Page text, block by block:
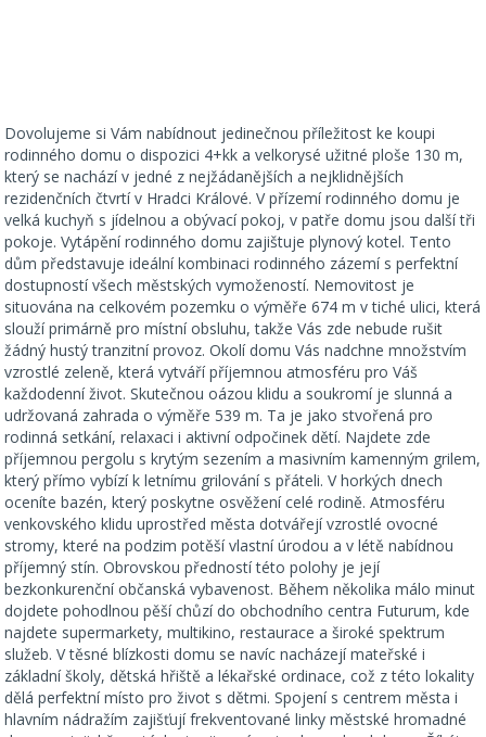
Dovolujeme si Vám nabídnout jedinečnou příležitost ke koupi
rodinného domu o dispozici 4+kk a velkorysé užitné ploše 130 m,
který se nachází v jedné z nejžádanějších a nejklidnějších
rezidenčních čtvrtí v Hradci Králové. V přízemí rodinného domu je
velká kuchyň s jídelnou a obývací pokoj, v patře domu jsou další tři
pokoje. Vytápění rodinného domu zajištuje plynový kotel. Tento
dům představuje ideální kombinaci rodinného zázemí s perfektní
dostupností všech městských vymožeností. Nemovitost je
situována na celkovém pozemku o výměře 674 m v tiché ulici, která
slouží primárně pro místní obsluhu, takže Vás zde nebude rušit
žádný hustý tranzitní provoz. Okolí domu Vás nadchne množstvím
vzrostlé zeleně, která vytváří příjemnou atmosféru pro Váš
každodenní život. Skutečnou oázou klidu a soukromí je slunná a
udržovaná zahrada o výměře 539 m. Ta je jako stvořená pro
rodinná setkání, relaxaci i aktivní odpočinek dětí. Najdete zde
příjemnou pergolu s krytým sezením a masivním kamenným grilem,
který přímo vybízí k letnímu grilování s přáteli. V horkých dnech
oceníte bazén, který poskytne osvěžení celé rodině. Atmosféru
venkovského klidu uprostřed města dotvářejí vzrostlé ovocné
stromy, které na podzim potěší vlastní úrodou a v létě nabídnou
příjemný stín. Obrovskou předností této polohy je její
bezkonkurenční občanská vybavenost. Během několika málo minut
dojdete pohodlnou pěší chůzí do obchodního centra Futurum, kde
najdete supermarkety, multikino, restaurace a široké spektrum
služeb. V těsné blízkosti domu se navíc nacházejí mateřské i
základní školy, dětská hřiště a lékařské ordinace, což z této lokality
dělá perfektní místo pro život s dětmi. Spojení s centrem města i
hlavním nádražím zajišťují frekventované linky městské hromadné